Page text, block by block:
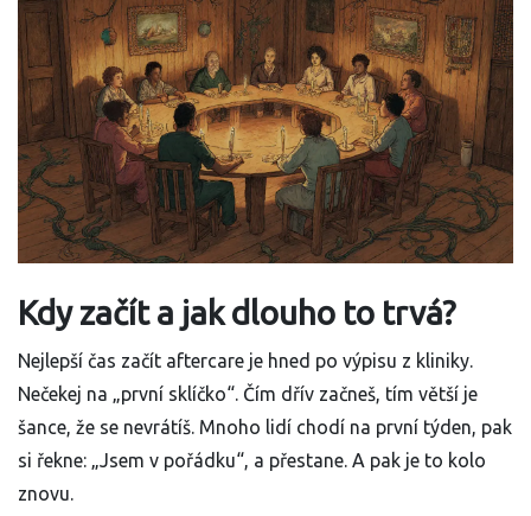
Kdy začít a jak dlouho to trvá?
Nejlepší čas začít aftercare je hned po výpisu z kliniky.
Nečekej na „první sklíčko“. Čím dřív začneš, tím větší je
šance, že se nevrátíš. Mnoho lidí chodí na první týden, pak
si řekne: „Jsem v pořádku“, a přestane. A pak je to kolo
znovu.